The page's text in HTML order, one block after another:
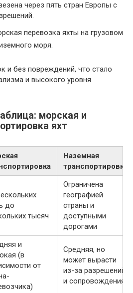
через пять стран Европы с
перевозка яхты на грузовом
моря.
и без повреждений, что стало
и высокого уровня
морская и
яхт
Наземная
транспортировка
до
тысяч
Ограничена
географией
страны и
доступными
дорогами
и
(в
от
Средняя, но
может вырасти
из-за разрешений
и сопровождения